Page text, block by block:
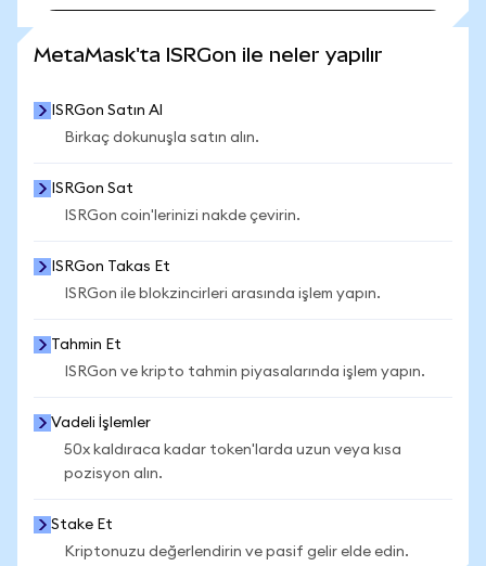
MetaMask'ta ISRGon ile neler yapılır
ISRGon Satın Al
Birkaç dokunuşla satın alın.
ISRGon Sat
ISRGon coin'lerinizi nakde çevirin.
ISRGon Takas Et
ISRGon ile blokzincirleri arasında işlem yapın.
Tahmin Et
ISRGon ve kripto tahmin piyasalarında işlem yapın.
Vadeli İşlemler
50x kaldıraca kadar token'larda uzun veya kısa
pozisyon alın.
Stake Et
Kriptonuzu değerlendirin ve pasif gelir elde edin.